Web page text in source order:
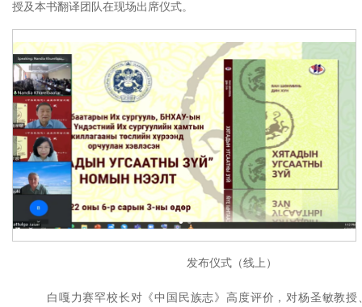
授及本书翻译团队在现场出席仪式。
发布仪式（线上）
白嘎力赛罕校长对《中国民族志》高度评价，对杨圣敏教授